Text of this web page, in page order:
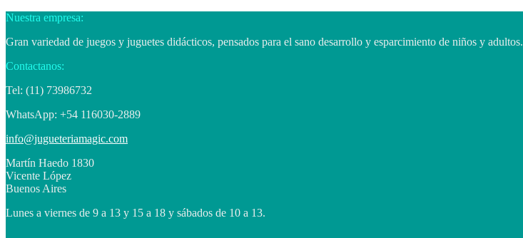
Nuestra empresa:
Gran variedad de juegos y juguetes didácticos, pensados para el sano desarrollo y esparcimiento de niños y adultos.
Contactanos:
Tel: (11) 73986732
WhatsApp: +54 116030-2889
info@jugueteriamagic.com
Martín Haedo 1830
Vicente López
Buenos Aires
Lunes a viernes de 9 a 13 y 15 a 18 y sábados de 10 a 13.